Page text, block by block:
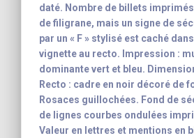
daté. Nombre de billets imprimés
de filigrane, mais un signe de
par un « F » stylisé est caché
vignette au recto. Impression :
dominante vert et bleu.
Recto : cadre en noir décoré de
Rosaces guillochées. Fond de
de lignes courbes ondulées
Valeur en lettres et mentions en